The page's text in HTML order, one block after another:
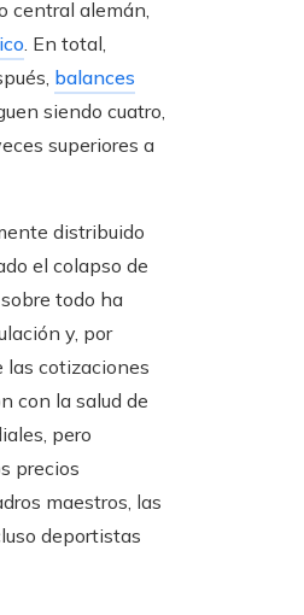
central alemán,
. En total,
balances
siendo cuatro,
superiores a
distribuido
el colapso de
todo ha
y, por
las cotizaciones
con la salud de
pero
precios
maestros, las
deportistas